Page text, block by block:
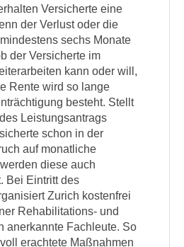
Versicherte eine
der Verlust oder die
sechs Monate
der Versicherte im
kann oder will,
Rente wird so lange
besteht. Stellt
Leistungsantrags
schon in der
auf monatliche
diese auch
Bei Eintritt des
Zurich kostenfrei
Rehabilitations- und
anerkannte Fachleute. So
erachtete Maßnahmen